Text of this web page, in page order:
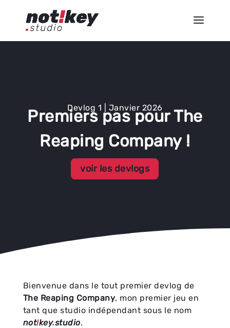
Devlog 1 | Janvier 2026
Premiers pas pour The
Reaping Company !
voir les devlogs
Bienvenue dans le tout premier devlog de
The Reaping Company, mon premier jeu en
tant que studio indépendant sous le nom
not!key.studio.